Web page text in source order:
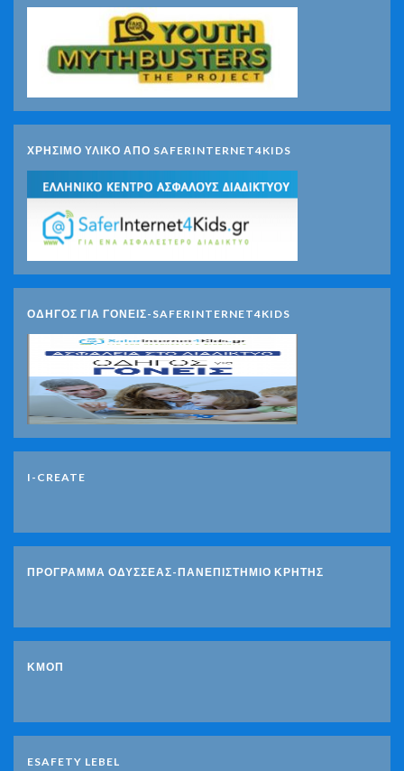
ΧΡΗΣΙΜΟ ΥΛΙΚΟ ΑΠΟ SAFERINTERNET4KIDS
ΟΔΗΓΟΣ ΓΙΑ ΓΟΝΕΙΣ-SAFERINTERNET4KIDS
I-CREATE
ΠΡΟΓΡΑΜΜΑ ΟΔΥΣΣΕΑΣ-ΠΑΝΕΠΙΣΤΗΜΙΟ ΚΡΗΤΗΣ
ΚΜΟΠ
ESAFETY LEBEL